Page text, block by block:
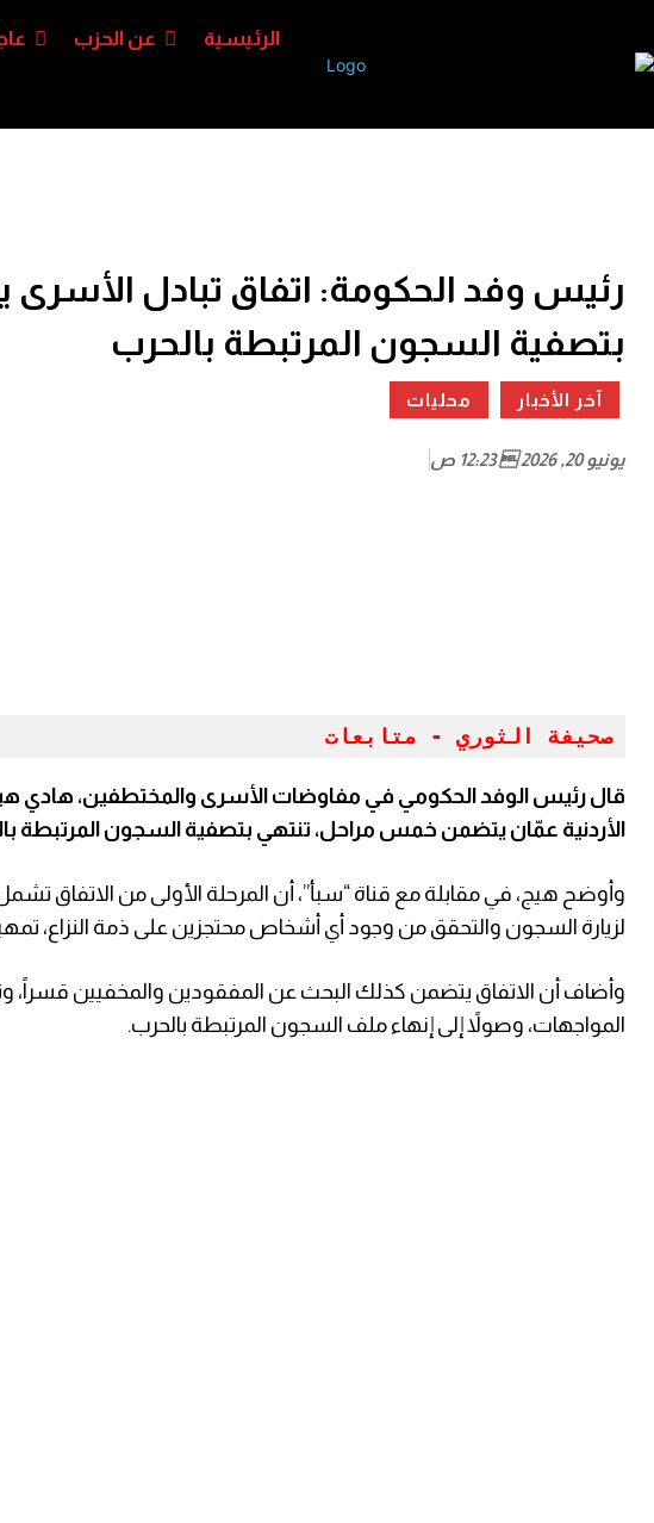
الرئيسية عن الحزب
رئيس وفد الحكومة: اتفاق تبادل
بتصفية السجون المرتبطة بالحرب
آخر الأخبار محليات
يونيو 20, 2026  12:23 ص
صحيفة الثوري - متابعات
قال رئيس الوفد الحكومي في مفاوضات الأسرى والمختطفين، هادي
الأردنية عمّان يتضمن خمس مراحل، تنتهي بتصفية السجون المرتبطة
لزيارة السجون والتحقق من وجود أي أشخاص محتجزين على ذمة النزاع،
وأضاف أن الاتفاق يتضمن كذلك البحث عن المفقودين والمخفيين قسراً،
المواجهات، وصولاً إلى إنهاء ملف السجون المرتبطة بالحرب.